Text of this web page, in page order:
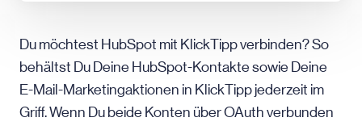
Du möchtest HubSpot mit KlickTipp verbinden? So
behältst Du Deine HubSpot-Kontakte sowie Deine
E-Mail-Marketingaktionen in KlickTipp jederzeit im
Griff. Wenn Du beide Konten über OAuth verbunden